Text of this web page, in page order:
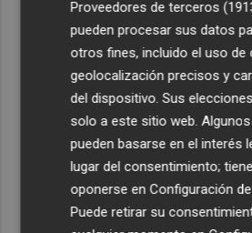
Proveedores de terceros
pueden procesar sus datos
otros fines, incluido el uso de
geolocalización precisos y
del dispositivo. Sus
solo a este sitio web.
pueden basarse en el interés
lugar del consentimiento;
oponerse enConfiguración
Puede retirar su